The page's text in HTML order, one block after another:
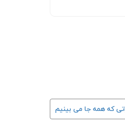
که همه جا می بینیم